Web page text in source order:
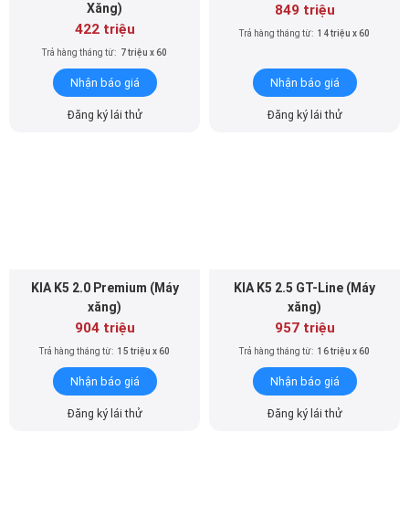
Xăng)
422 triệu
Trả hàng tháng từ: 7 triệu x 60
Nhận báo giá
Đăng ký lái thử
849 triệu
Trả hàng tháng từ: 14 triệu x 60
Nhận báo giá
Đăng ký lái thử
KIA K5 2.0 Premium (Máy
xăng)
904 triệu
Trả hàng tháng từ: 15 triệu x 60
Nhận báo giá
Đăng ký lái thử
KIA K5 2.5 GT-Line (Máy
xăng)
957 triệu
Trả hàng tháng từ: 16 triệu x 60
Nhận báo giá
Đăng ký lái thử